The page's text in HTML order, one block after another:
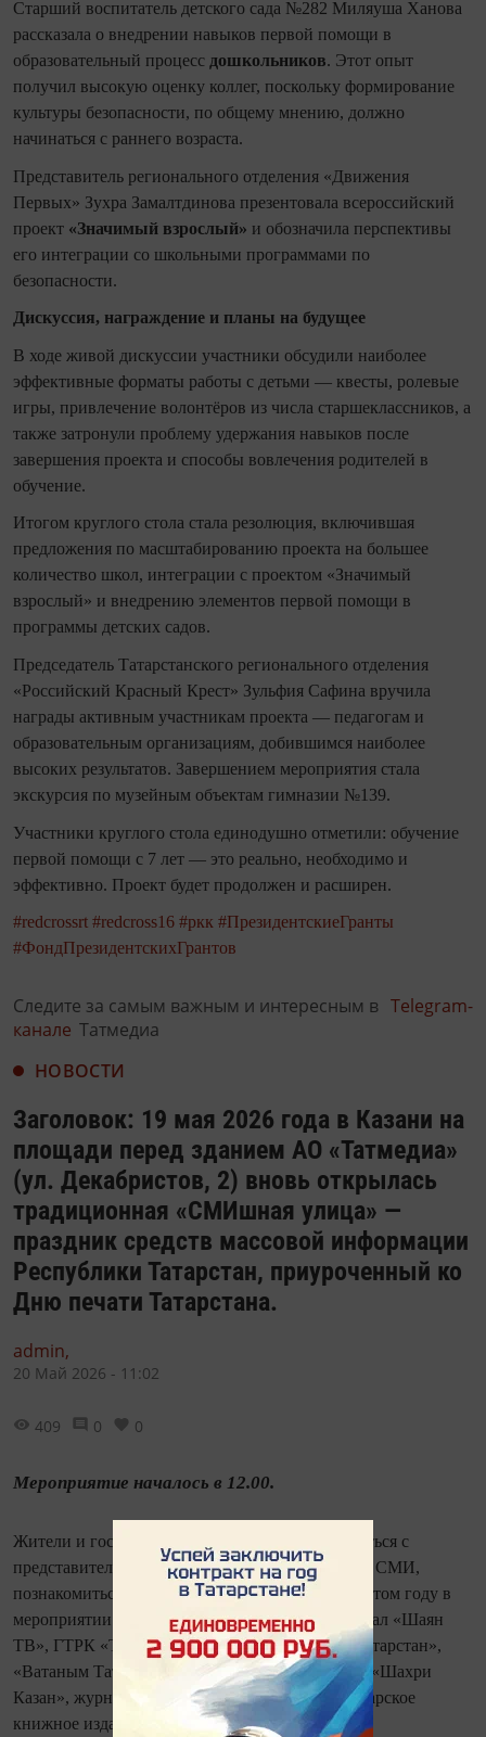
Старший воспитатель детского сада №282 Миляуша Ханова
рассказала о внедрении навыков первой помощи в
образовательный процесс дошкольников. Этот опыт
получил высокую оценку коллег, поскольку формирование
культуры безопасности, по общему мнению, должно
начинаться с раннего возраста.
Представитель регионального отделения «Движения
Первых» Зухра Замалтдинова презентовала всероссийский
проект «Значимый взрослый» и обозначила перспективы
его интеграции со школьными программами по
безопасности.
Дискуссия, награждение и планы на будущее
В ходе живой дискуссии участники обсудили наиболее
эффективные форматы работы с детьми — квесты, ролевые
игры, привлечение волонтёров из числа старшеклассников, а
также затронули проблему удержания навыков после
завершения проекта и способы вовлечения родителей в
обучение.
Итогом круглого стола стала резолюция, включившая
предложения по масштабированию проекта на большее
количество школ, интеграции с проектом «Значимый
взрослый» и внедрению элементов первой помощи в
программы детских садов.
Председатель Татарстанского регионального отделения
«Российский Красный Крест» Зульфия Сафина вручила
награды активным участникам проекта — педагогам и
образовательным организациям, добившимся наиболее
высоких результатов. Завершением мероприятия стала
экскурсия по музейным объектам гимназии №139.
Участники круглого стола единодушно отметили: обучение
первой помощи с 7 лет — это реально, необходимо и
эффективно. Проект будет продолжен и расширен.
#redcrossrt #redcross16 #ркк #ПрезидентскиеГранты
#ФондПрезидентскихГрантов
Следите за самым важным и интересным в Telegram-
канале Татмедиа
НОВОСТИ
Заголовок: 19 мая 2026 года в Казани на
площади перед зданием АО «Татмедиа»
(ул. Декабристов, 2) вновь открылась
традиционная «СМИшная улица» —
праздник средств массовой информации
Республики Татарстан, приуроченный ко
Дню печати Татарстана.
admin,
20 Май 2026 - 11:02
409 0 0
Мероприятие началось в 12.00.
Жители и гости столицы смогли лично пообщаться с
представителями республиканских и городских СМИ,
познакомиться и приобрести их продукцию. В этом году в
мероприятии приняли участие: детский телеканал «Шаян
ТВ», ГТРК «Татарстан», газеты «Республика Татарстан»,
«Ватаным Татарстан», «Казанские ведомости», «Шахри
Казан», журналы «Казань» и «Сююмбике», Татарское
книжное издательство и другие.